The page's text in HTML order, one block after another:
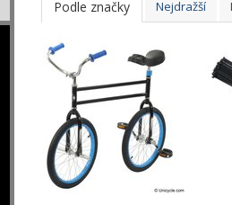
Podle značky Nejdražší